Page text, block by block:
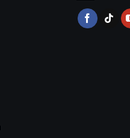
nghỉ dưỡng, biệt thự… vừa
tiếp cho An An Decor
trí decor, đa dạng mẫu mã